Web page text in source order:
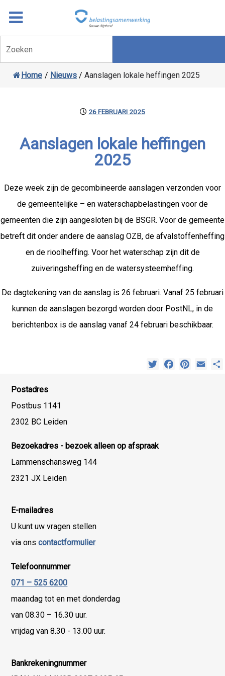
naar
inhoud
door
naar
navigatie
Zoeken
Home / Nieuws / Aanslagen lokale heffingen 2025
26 FEBRUARI 2025
Aanslagen lokale heffingen
2025
Deze week zijn de gecombineerde aanslagen verzonden voor
de gemeentelijke – en waterschapbelastingen voor de
gemeenten die zijn aangesloten bij de BSGR. Voor de gemeente
betreft dit onder andere de aanslag OZB, de afvalstoffenheffing
en de rioolheffing. Voor het waterschap zijn dit de
zuiveringsheffing en de watersysteemheffing.
De dagtekening van de aanslag is 26 februari. Vanaf 25 februari
kunnen de aanslagen bezorgd worden door PostNL, in de
berichtenbox is de aanslag vanaf 24 februari beschikbaar.
TwitterFacebookPinterest
Postadres
Postbus 1141
2302 BC Leiden
Bezoekadres - bezoek alleen op afspraak
Lammenschansweg 144
2321 JX Leiden
E-mailadres
U kunt uw vragen stellen
via onscontactformulier
Telefoonnummer
071 – 525 6200
maandag tot en met donderdag
van 08.30 – 16.30 uur.
vrijdag van 8.30 - 13.00 uur.
Bankrekeningnummer